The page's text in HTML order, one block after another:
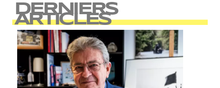
DERNIERS
ARTICLES